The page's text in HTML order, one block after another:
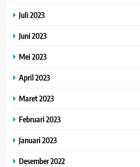
Juli 2023
Juni 2023
Mei 2023
April 2023
Maret 2023
Februari 2023
Januari 2023
Desember 2022